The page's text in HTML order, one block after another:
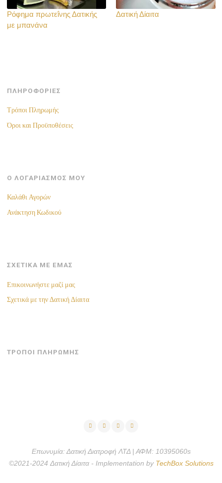
Ρόφημα πρωτεΐνης Δατικής
με μπανάνα
Δατική Δίαιτα
ΠΛΗΡΟΦΟΡΙΕΣ
Τρόποι Πληρωμής
Όροι και Προϋποθέσεις
Ο ΛΟΓΑΡΙΑΣΜΟΣ ΜΟΥ
Καλάθι Αγορών
Ανάκτηση Κωδικού
ΣΧΕΤΙΚΑ ΜΕ ΕΜΑΣ
Επικοινωνήστε μαζί μας
Σχετικά με την Δατική Δίαιτα
ΤΡΟΠΟΙ ΠΛΗΡΩΜΗΣ
Επωνυμία: Δατική Διατροφή ΛΤΔ | ΑΦΜ: 10395060s
©2021-2024 Δατική Δίαιτα - Implementation by TechBox Solutions